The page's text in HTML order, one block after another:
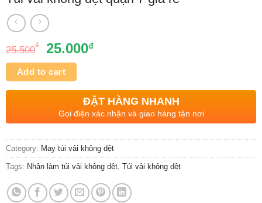
25.500₫ 25.000₫
Add to cart
ĐẶT HÀNG NHANH
Gọi điện xác nhận và giao hàng tận nơi
Category: May túi vải không dệt
Tags: Nhận làm túi vải không dệt, Túi vải không dệt